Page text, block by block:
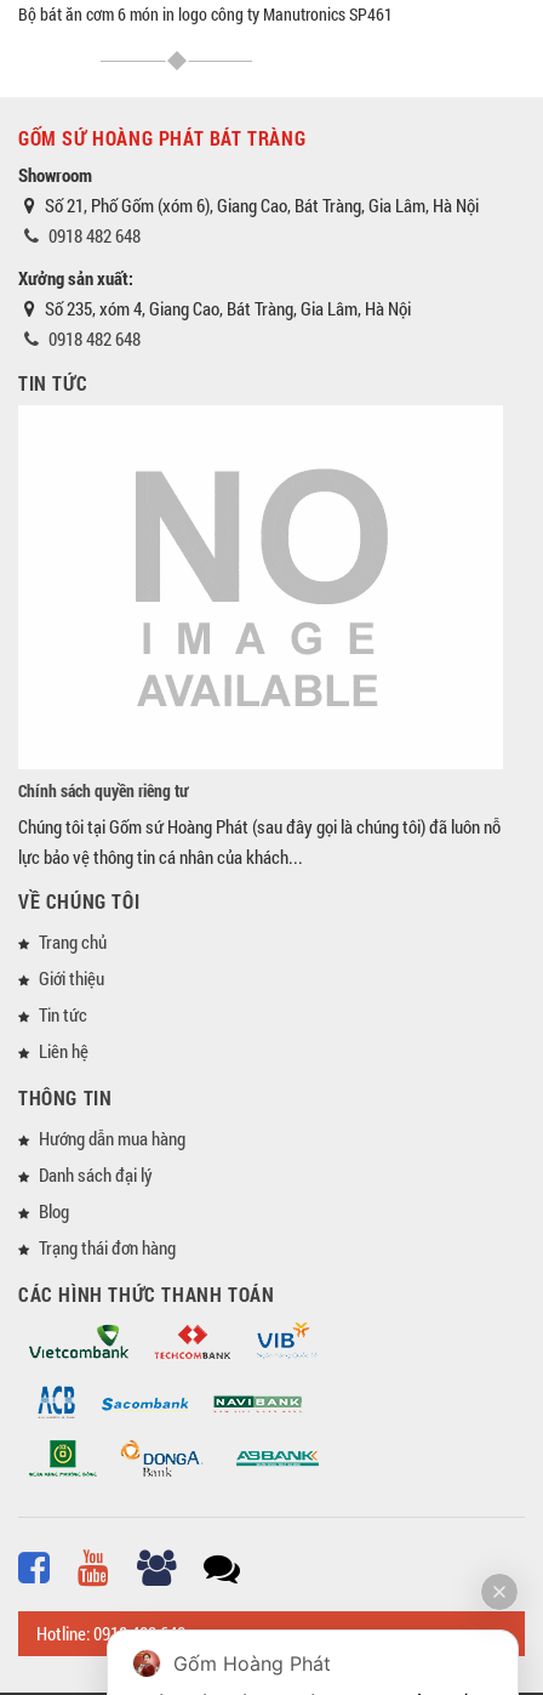
Bộ bát ăn cơm 6 món in logo công ty Manutronics SP461
GỐM SỨ HOÀNG PHÁT BÁT TRÀNG
Showroom
Số 21, Phố Gốm (xóm 6), Giang Cao, Bát Tràng, Gia Lâm, Hà Nội
0918 482 648
Xưởng sản xuất:
Số 235, xóm 4, Giang Cao, Bát Tràng, Gia Lâm, Hà Nội
0918 482 648
TIN TỨC
Chính sách quyền riêng tư
Chúng tôi tại Gốm sứ Hoàng Phát (sau đây gọi là chúng tôi) đã luôn nỗ
lực bảo vệ thông tin cá nhân của khách...
VỀ CHÚNG TÔI
Trang chủ
Giới thiệu
Tin tức
Liên hệ
THÔNG TIN
Hướng dẫn mua hàng
Danh sách đại lý
Blog
Trạng thái đơn hàng
CÁC HÌNH THỨC THANH TOÁN
Hotline: 0918 482 648
Gốm Hoàng Phát